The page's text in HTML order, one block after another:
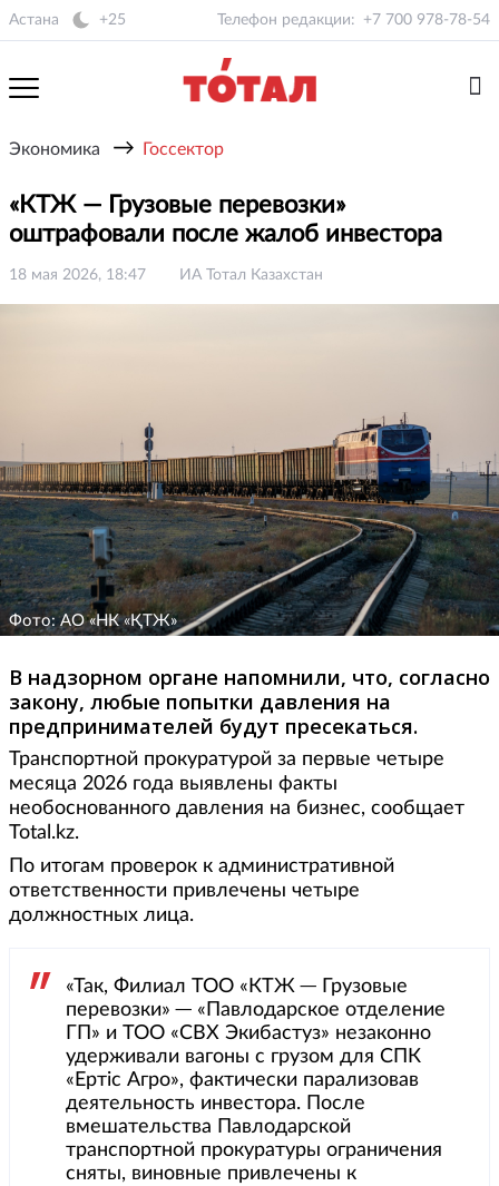
Астана +25 Телефон редакции: +7 700 978-78-54
Экономика → Госсектор
«КТЖ — Грузовые перевозки»
оштрафовали после жалоб инвестора
18 мая 2026, 18:47 ИА Тотал Казахстан
Фото: АО «НК «ҚТЖ»
В надзорном органе напомнили, что, согласно
закону, любые попытки давления на
предпринимателей будут пресекаться.
Транспортной прокуратурой за первые четыре
месяца 2026 года выявлены факты
необоснованного давления на бизнес, сообщает
Total.kz.
По итогам проверок к административной
ответственности привлечены четыре
должностных лица.
«Так, Филиал ТОО «КТЖ ─ Грузовые
перевозки» ─ «Павлодарское отделение
ГП» и ТОО «СВХ Экибастуз» незаконно
удерживали вагоны с грузом для СПК
«Ертіс Агро», фактически парализовав
деятельность инвестора. После
вмешательства Павлодарской
транспортной прокуратуры ограничения
сняты, виновные привлечены к